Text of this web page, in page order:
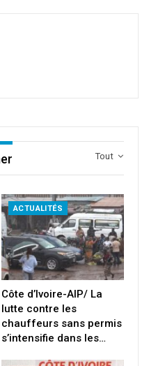
Tout
ACTUALITÉS
Côte d’Ivoire-AIP/ La
lutte contre les
chauffeurs sans permis
s’intensifie dans les…